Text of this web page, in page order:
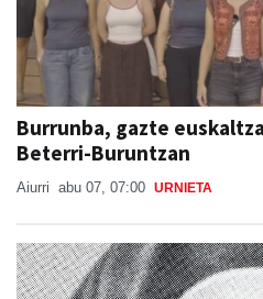
Burrunba, gazte
Beterri-Buruntzan
Aiurri abu 07, 07:00 URNIETA